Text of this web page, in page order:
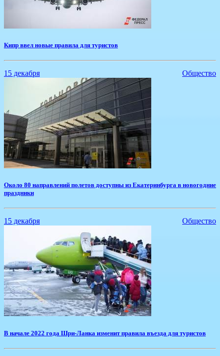
​Кипр ввел новые правила для туристов
15 декабря Общество
​Около 80 направлений полетов доступны из Екатеринбурга в новогодние
праздники
15 декабря Общество
​В начале 2022 года Шри-Ланка изменит правила въезда для туристов